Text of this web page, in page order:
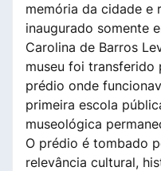
memória da cidade e
inaugurado somente
Carolina de Barros
museu foi transferido
prédio onde
primeira escola
museológica
O prédio é tombado
relevância cultural,